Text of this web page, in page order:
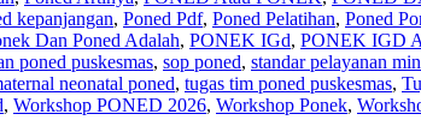
kepanjangan, Poned Pdf, Poned Pelatihan, Poned
Dan Poned Adalah, PONEK IGd, PONEK IGD
poned puskesmas, sop poned, standar pelayanan
neonatal poned, tugas tim poned puskesmas,
, Workshop PONED 2026, Workshop Ponek,